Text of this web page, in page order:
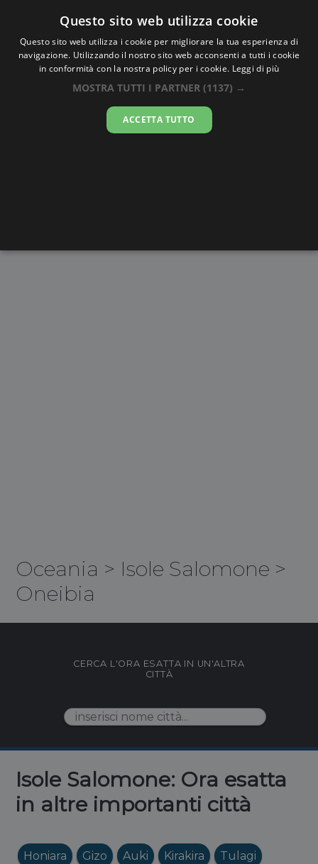
Oraesatta.co
Ora EsattaOneibia
12:17:00
Oceania > Isole Salomone >
Oneibia
CERCA L'ORA ESATTA IN UN'ALTRA
CITTÀ
Isole Salomone: Ora esatta
in altre importanti città
Honiara Gizo Auki Kirakira Tulagi
Questo sito web utilizza cookie
Questo sito web utilizza i cookie per migliorare la tua esperienza di
navigazione. Utilizzando il nostro sito web acconsenti a tutti i cookie
in conformità con la nostra policy per i cookie. Leggi di più
MOSTRA TUTTI I PARTNER (1137) →
ACCETTA TUTTO